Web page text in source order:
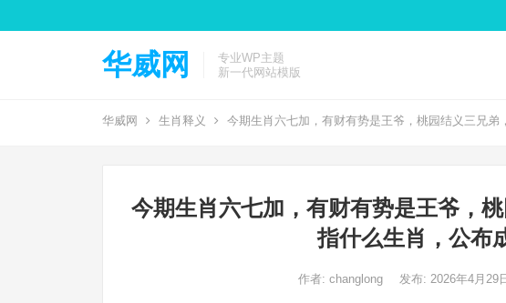
华威网
专业WP主题
新一代网站模版
华威网 生肖释义 今期生肖六七加，有财有势是王爷，桃园结义三兄
今期生肖六七加，有财有势是王爷，
指什么生肖，公布
作者: changlong 发布: 2026年4月29